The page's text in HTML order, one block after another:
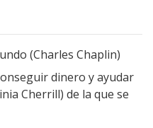
(Charles Chaplin)
dinero y ayudar
Cherrill) de la que se